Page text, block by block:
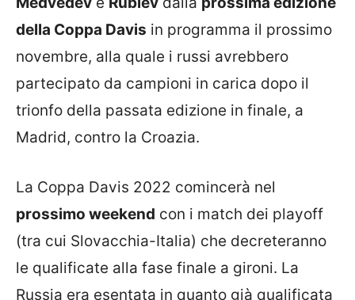
della Coppa Davis in programma il prossimo
novembre, alla quale i russi avrebbero
partecipato da campioni in carica dopo il
trionfo della passata edizione in finale, a
Madrid, contro la Croazia.
La Coppa Davis 2022 comincerà nel
prossimo weekend con i match dei playoff
(tra cui Slovacchia-Italia) che decreteranno
le qualificate alla fase finale a gironi. La
Russia era esentata in quanto già qualificata